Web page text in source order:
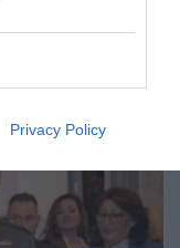
Privacy Policy
διοργάνωσε
για τα 100